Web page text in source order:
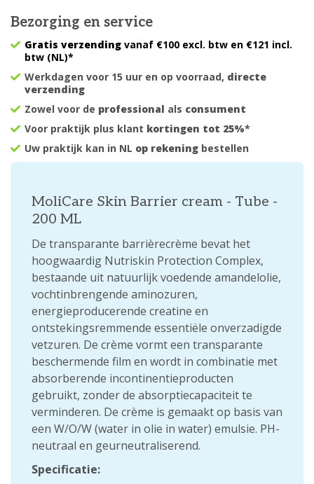
Bezorging en service
Gratis verzending vanaf €100 excl. btw en €121 incl.
btw (NL)*
Werkdagen voor 15 uur en op voorraad, directe
verzending
Zowel voor de professional als consument
Voor praktijk plus klant kortingen tot 25%*
Uw praktijk kan in NL op rekening bestellen
MoliCare Skin Barrier cream - Tube -
200 ML
De transparante barrièrecrème bevat het
hoogwaardig Nutriskin Protection Complex,
bestaande uit natuurlijk voedende amandelolie,
vochtinbrengende aminozuren,
energieproducerende creatine en
ontstekingsremmende essentiële onverzadigde
vetzuren. De crème vormt een transparante
beschermende film en wordt in combinatie met
absorberende incontinentieproducten
gebruikt, zonder de absorptiecapaciteit te
verminderen. De crème is gemaakt op basis van
een W/O/W (water in olie in water) emulsie. PH-
neutraal en geurneutraliserend.
Specificatie: